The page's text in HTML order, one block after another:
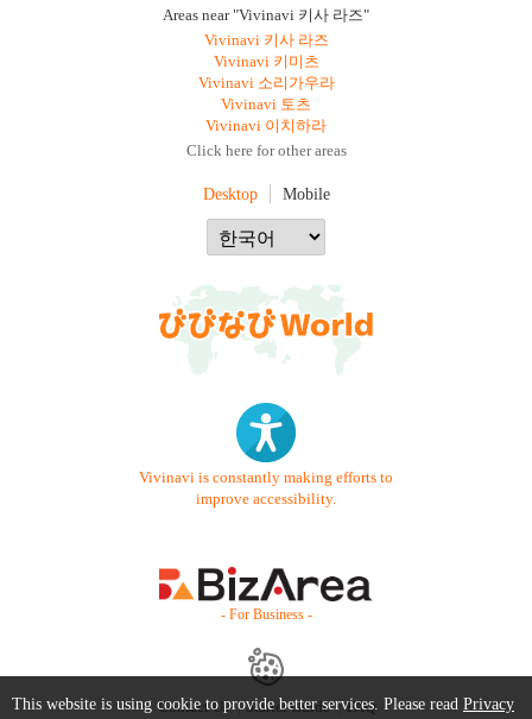
Areas near "Vivinavi 키사 라즈"
Vivinavi 키사 라즈
Vivinavi 키미츠
Vivinavi 소리가우라
Vivinavi 토츠
Vivinavi 이치하라
Click here for other areas
Desktop Mobile
Vivinavi is constantly making efforts to
improve accessibility.
- For Business -
Contact Us Starter Guide FAQ
This website is using cookie to provide better services. Please read Privacy